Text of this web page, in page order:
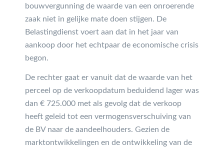
bouwvergunning de waarde van een onroerende
zaak niet in gelijke mate doen stijgen. De
Belastingdienst voert aan dat in het jaar van
aankoop door het echtpaar de economische crisis
begon.
De rechter gaat er vanuit dat de waarde van het
perceel op de verkoopdatum beduidend lager was
dan € 725.000 met als gevolg dat de verkoop
heeft geleid tot een vermogensverschuiving van
de BV naar de aandeelhouders. Gezien de
marktontwikkelingen en de ontwikkeling van de